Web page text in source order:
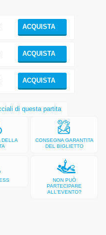
ACQUISTA
ACQUISTA
ACQUISTA
di questa partita
DELLA
CONSEGNA GARANTITA
DEL BIGLIETTO
NON PUÒ
PARTECIPARE
ALL'EVENTO?